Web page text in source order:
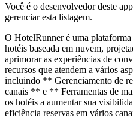
Você é o desenvolvedor deste
gerenciar esta listagem.
O HotelRunner é uma
hotéis baseada em nuvem,
aprimorar as experiências de
recursos que atendem a vários
incluindo ** Gerenciamento de
canais ** e ** Ferramentas de
os hotéis a aumentar sua
eficiência reservas em vários